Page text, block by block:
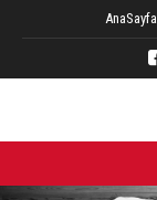
AnaSayfa